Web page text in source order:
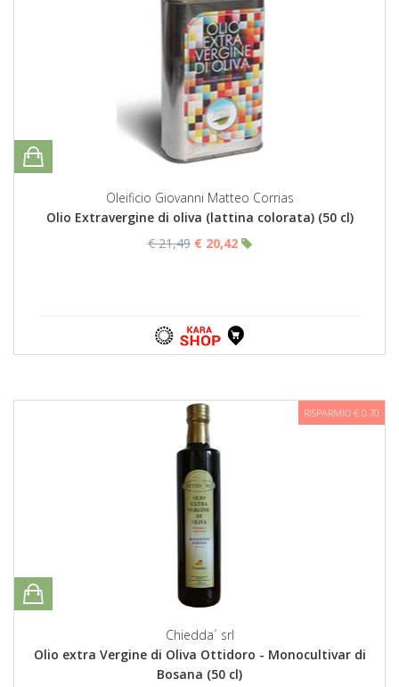
Oleificio Giovanni Matteo Corrias
Olio Extravergine di oliva (lattina colorata) (50 cl)
€ 21,49 € 20,42
RISPARMIO € 0,70
Chiedda´ srl
Olio extra Vergine di Oliva Ottidoro - Monocultivar di
Bosana (50 cl)